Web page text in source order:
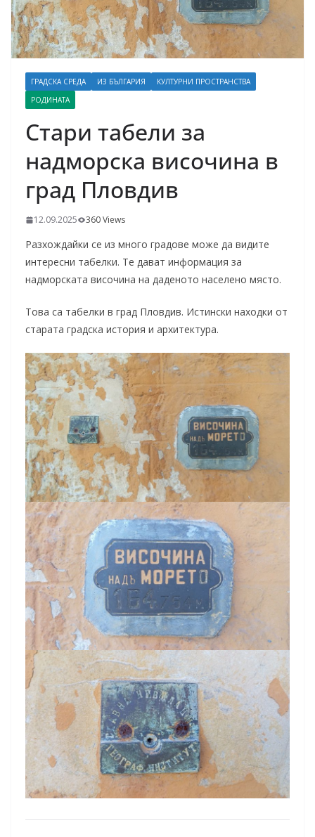
ГРАДСКА СРЕДА ИЗ БЪЛГАРИЯ
КУЛТУРНИ ПРОСТРАНСТВА
РОДИНАТА
Стари табели за
надморска височина в
град Пловдив
12.09.2025 360 Views
Разхождайки се из много градове може да видите
интересни табелки. Те дават информация за
надморската височина на даденото населено място.
Това са табелки в град Пловдив. Истински находки от
старата градска история и архитектура.